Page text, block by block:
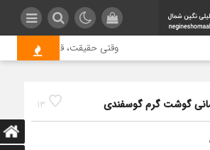
وقتی حقیقت، قربانی بازدید
13